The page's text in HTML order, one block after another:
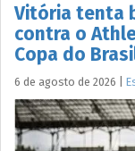
Vitória tenta
contra o
Copa do
6 de agosto de 2026